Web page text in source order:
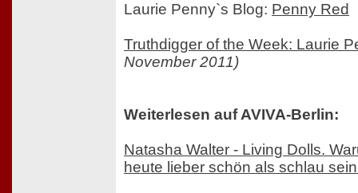
Laurie Penny`s Blog: Penny Red
Truthdigger of the Week: Laurie
November 2011)
Weiterlesen auf AVIVA-Berlin:
Natasha Walter - Living Dolls.
heute lieber schön als schlau